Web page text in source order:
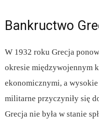
Bankructwo
W 1932 roku Grecja
okresie międzywojennym
ekonomicznymi, a
militarne przyczyniły się
Grecja nie była w stanie